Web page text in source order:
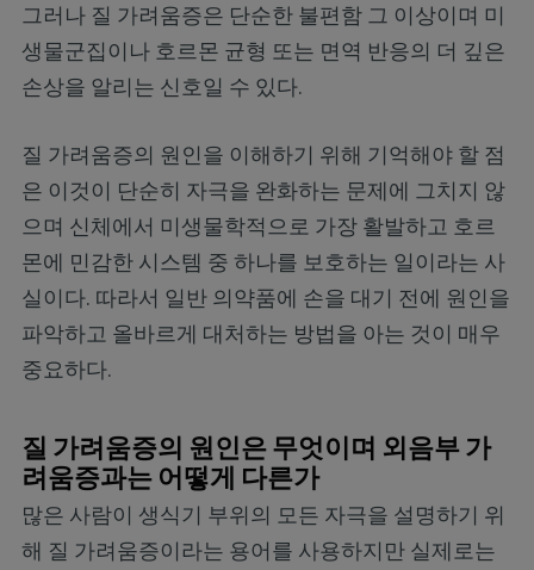
그러나 질 가려움증은 단순한 불편함 그 이상이며 미
생물군집이나 호르몬 균형 또는 면역 반응의 더 깊은
손상을 알리는 신호일 수 있다.
질 가려움증의 원인을 이해하기 위해 기억해야 할 점
은 이것이 단순히 자극을 완화하는 문제에 그치지 않
으며 신체에서 미생물학적으로 가장 활발하고 호르
몬에 민감한 시스템 중 하나를 보호하는 일이라는 사
실이다. 따라서 일반 의약품에 손을 대기 전에 원인을
파악하고 올바르게 대처하는 방법을 아는 것이 매우
중요하다.
질 가려움증의 원인은 무엇이며 외음부 가
려움증과는 어떻게 다른가
많은 사람이 생식기 부위의 모든 자극을 설명하기 위
해 질 가려움증이라는 용어를 사용하지만 실제로는